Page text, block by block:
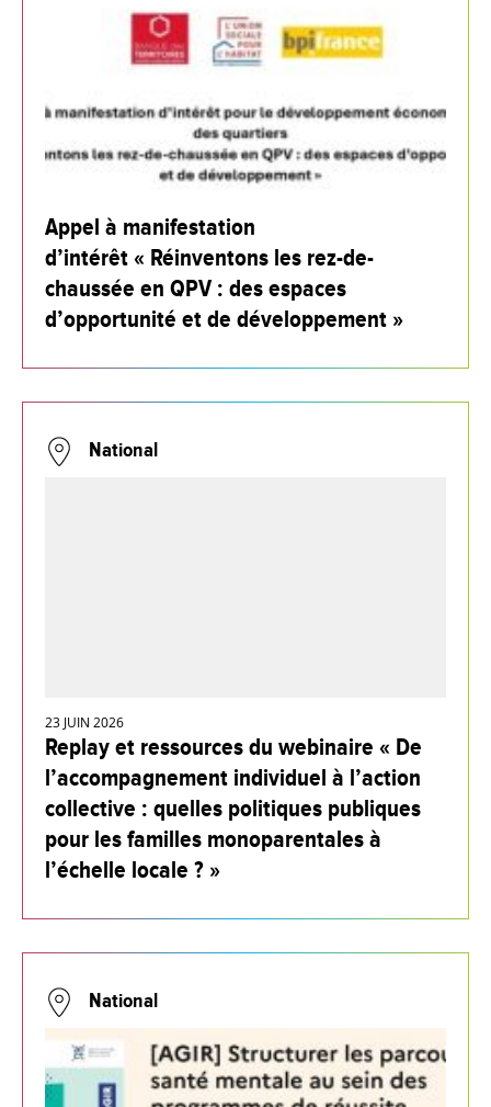
Appel à manifestation
d’intérêt « Réinventons les rez-de-
chaussée en QPV : des espaces
d’opportunité et de développement »
National
23 JUIN 2026
Replay et ressources du webinaire « De
l’accompagnement individuel à l’action
collective : quelles politiques publiques
pour les familles monoparentales à
l’échelle locale ? »
National